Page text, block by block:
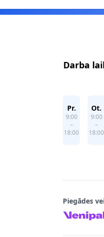
Darba
Pr.
9:00
–
18:00
Ot.
9:00
–
18:00
Piegādes